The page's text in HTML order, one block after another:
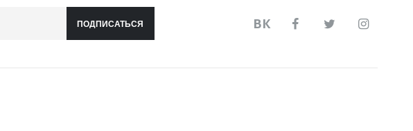
ПОДПИСАТЬСЯ ВК